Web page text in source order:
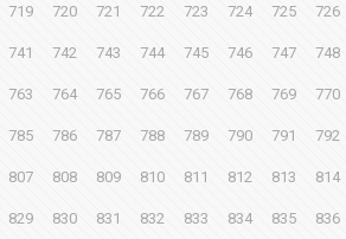
719 720 721 722 723 724 725 726
741 742 743 744 745 746 747 748
763 764 765 766 767 768 769 770
785 786 787 788 789 790 791 792
807 808 809 810 811 812 813 814
829 830 831 832 833 834 835 836